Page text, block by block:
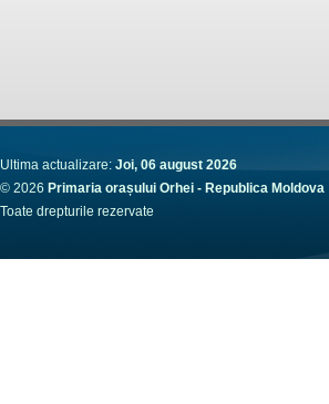
Ultima actualizare: Joi, 06 august 2026
© 2026 Primaria orașului Orhei - Republica Moldova
Toate drepturile rezervate